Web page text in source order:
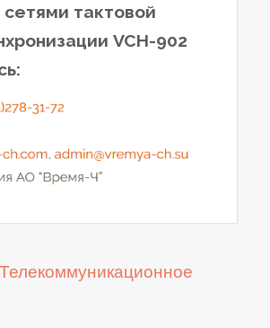
тактовой
VCH-902
Телекоммуникационное